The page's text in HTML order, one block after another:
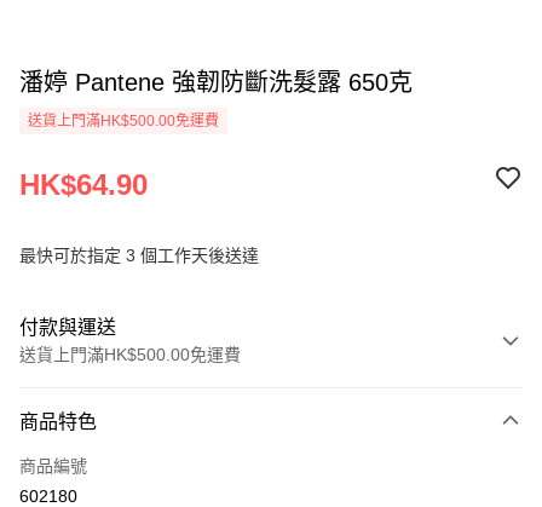
潘婷 Pantene 強韌防斷洗髮露 650克
送貨上門滿HK$500.00免運費
HK$64.90
最快可於指定 3 個工作天後送達
付款與運送
送貨上門滿HK$500.00免運費
信用卡
AlipayHK
商品特色
商品編號
602180